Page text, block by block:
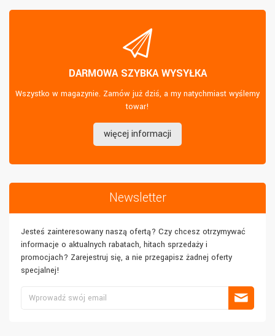
DARMOWA SZYBKA WYSYŁKA
Wszystko w magazynie. Zamów już dziś, a my natychmiast wyślemy
towar!
więcej informacji
Newsletter
Jesteś zainteresowany naszą ofertą? Czy chcesz otrzymywać
informacje o aktualnych rabatach, hitach sprzedaży i
promocjach? Zarejestruj się, a nie przegapisz żadnej oferty
specjalnej!